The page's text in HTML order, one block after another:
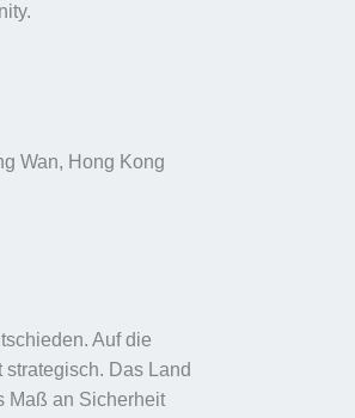
Wan, Hong Kong
Auf die
strategisch. Das Land
Maß an Sicherheit